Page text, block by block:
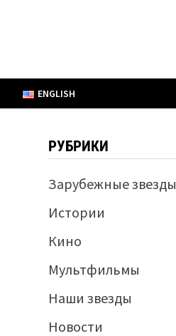
ENGLISH
РУБРИКИ
Зарубежные звезды
Истории
Кино
Мультфильмы
Наши звезды
Новости